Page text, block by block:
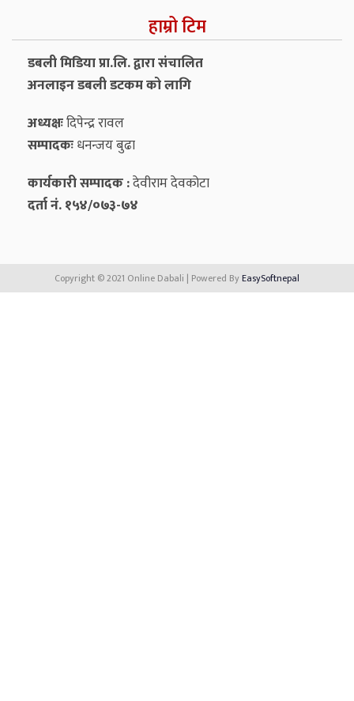
हाम्रो टिम
डबली मिडिया प्रा.लि. द्वारा संचालित
अनलाइन डबली डटकम को लागि
अध्यक्षःदिपेन्द्र रावल
सम्पादकःधनन्‍जय बुढा
कार्यकारी सम्पादक :देवीराम देवकोटा
दर्ता नं. १५४/०७३-७४
Copyright © 2021 Online Dabali | Powered ByEasySoftnepal